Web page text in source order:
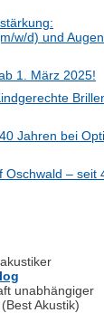
w/d) und
1. März 2025!
Jahren bei
Oschwald – seit
unabhängiger
Akustik)